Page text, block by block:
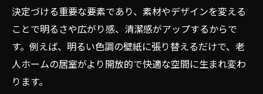
決定づける重要な要素であり、素材やデザインを変える
ことで明るさや広がり感、清潔感がアップするからで
す。例えば、明るい色調の壁紙に張り替えるだけで、老
人ホームの居室がより開放的で快適な空間に生まれ変わ
ります。